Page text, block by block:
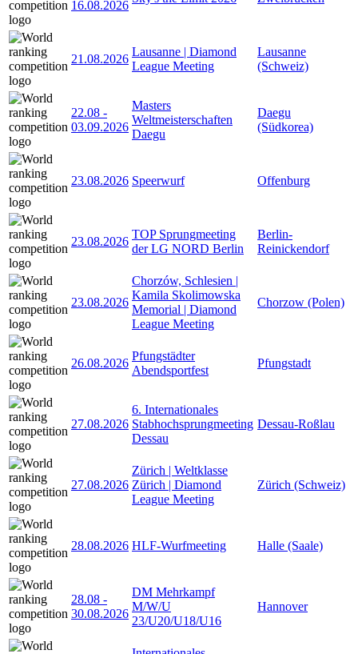
16.08.2026
21.08.2026
Lausanne | Diamond
League Meeting
Lausanne
(Schweiz)
22.08 -
03.09.2026
Masters
Weltmeisterschaften
Daegu
Daegu
(Südkorea)
23.08.2026 Speerwurf Offenburg
23.08.2026
TOP Sprungmeeting
der LG NORD Berlin
Berlin-
Reinickendorf
23.08.2026
Chorzów, Schlesien |
Kamila Skolimowska
Memorial | Diamond
League Meeting
Chorzow (Polen)
26.08.2026
Pfungstädter
Abendsportfest
Pfungstadt
27.08.2026
6. Internationales
Stabhochsprungmeeting
Dessau
Dessau-Roßlau
27.08.2026
Zürich | Weltklasse
Zürich | Diamond
League Meeting
Zürich (Schweiz)
28.08.2026 HLF-Wurfmeeting Halle (Saale)
28.08 -
30.08.2026
DM Mehrkampf
M/W/U
23/U20/U18/U16
Hannover